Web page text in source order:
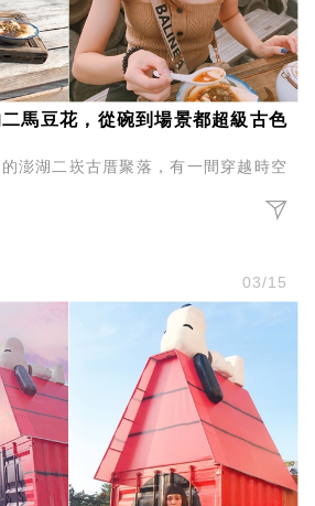
馬豆花，從碗到場景都超級古色
澎湖二崁古厝聚落，有一間穿越時空
03/15